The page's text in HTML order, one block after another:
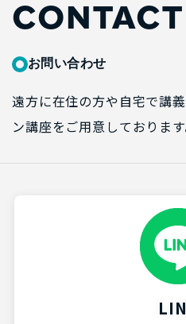
CONTACT
お問い合わせ
遠方に在住の方や自宅で講
ン講座をご用意しております